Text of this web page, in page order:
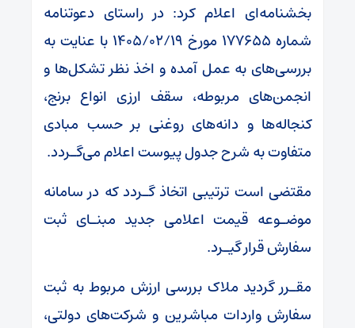
بخشنامه‌ای اعلام کرد: در راستای دعوتنامه
شماره ۱۷۷۶۵۵ مورخ ۱۴۰۵/۰۲/۱۹ با عنایت به
بررسی‌های به عمل آمده و اخذ نظر تشکل‌ها و
انجمن‌های مربوطه، سقف ارزی انواع برنج،
کنجاله‌ها و دانه‌های روغنی بر حسب مبادی
متفاوت به شرح جدول پیوست اعلام می‌گـردد.
مقتضی است ترتیبی اتخاذ گـردد که در سامانه
موضـوعه قیمت اعلامی جدید مبنـای ثبت
سفارش قرار گیـرد.
مقـرر گردید ملاک بررسی ارزش مربوط به ثبت
سفارش واردات مباشرین و شرکت‌های دولتی،